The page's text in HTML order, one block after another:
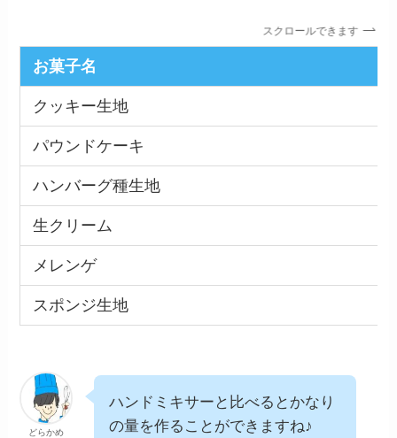
スクロールできます
お菓子名
クッキー生地
パウンドケーキ
ハンバーグ種生地
生クリーム
メレンゲ
スポンジ生地
どらかめ
ハンドミキサーと比べるとかなり
の量を作ることができますね♪